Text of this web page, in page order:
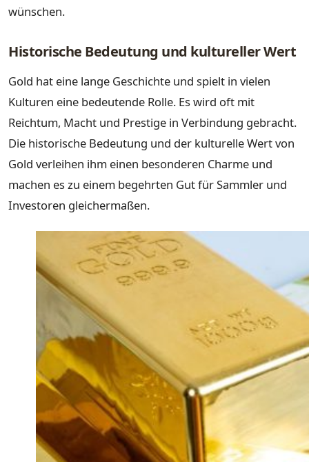
wünschen.
Historische Bedeutung und kultureller Wert
Gold hat eine lange Geschichte und spielt in vielen
Kulturen eine bedeutende Rolle. Es wird oft mit
Reichtum, Macht und Prestige in Verbindung gebracht.
Die historische Bedeutung und der kulturelle Wert von
Gold verleihen ihm einen besonderen Charme und
machen es zu einem begehrten Gut für Sammler und
Investoren gleichermaßen.